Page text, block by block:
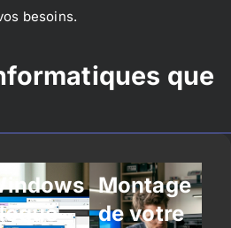
besoins.
que
Montage
de votre